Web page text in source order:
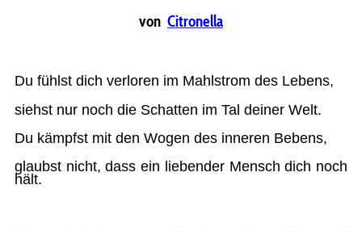
von Citronella
Du fühlst dich verloren im Mahlstrom des Lebens,
siehst nur noch die Schatten im Tal deiner Welt.
Du kämpfst mit den Wogen des inneren Bebens,
glaubst nicht, dass ein liebender Mensch dich noch
hält.